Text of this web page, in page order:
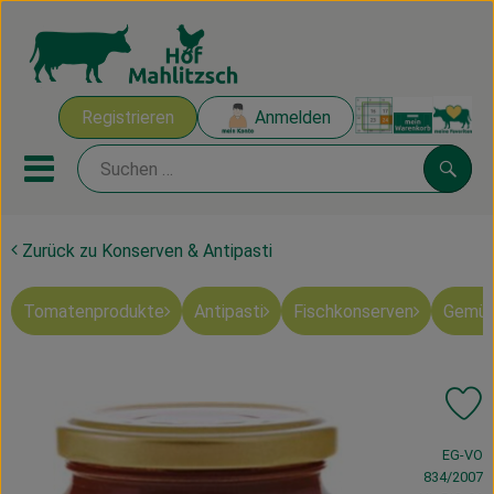
Registrieren Anmelden
Mobiles Menu öffnen oder
Ökokisten
Mahlitzscher Produkte
Ökokisten
Obst & Gemüse
Zurück zu Konserven & Antipasti
Tomatenprodukte Antipasti Fischkonserven
, Verband:
EG-VO
834/2007